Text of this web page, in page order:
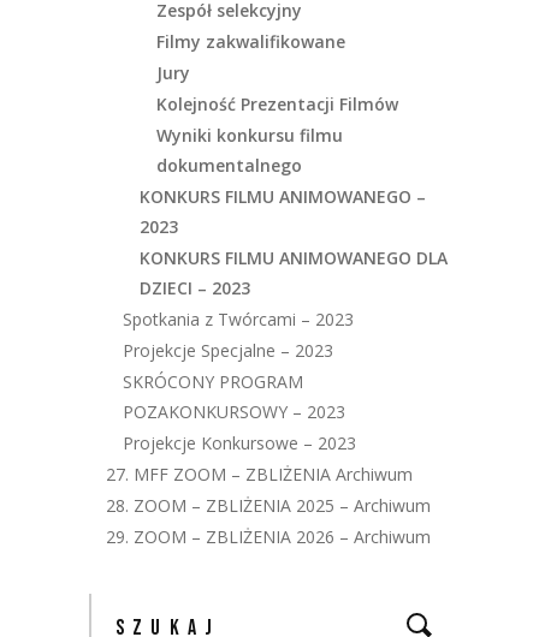
Zespół selekcyjny
Filmy zakwalifikowane
Jury
Kolejność Prezentacji Filmów
Wyniki konkursu filmu
dokumentalnego
KONKURS FILMU ANIMOWANEGO –
2023
KONKURS FILMU ANIMOWANEGO DLA
DZIECI – 2023
Spotkania z Twórcami – 2023
Projekcje Specjalne – 2023
SKRÓCONY PROGRAM
POZAKONKURSOWY – 2023
Projekcje Konkursowe – 2023
27. MFF ZOOM – ZBLIŻENIA Archiwum
28. ZOOM – ZBLIŻENIA 2025 – Archiwum
29. ZOOM – ZBLIŻENIA 2026 – Archiwum